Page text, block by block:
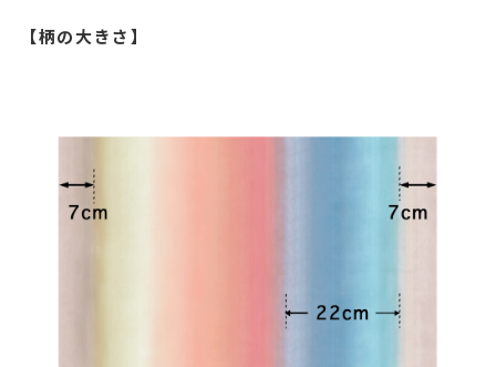
【柄の大きさ】